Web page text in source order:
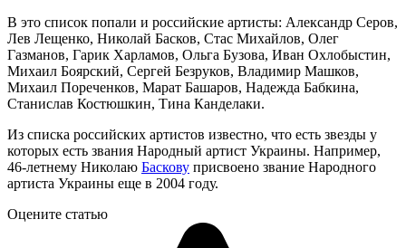
В это список попали и российские артисты: Александр Серов,
Лев Лещенко, Николай Басков, Стас Михайлов, Олег
Газманов, Гарик Харламов, Ольга Бузова, Иван Охлобыстин,
Михаил Боярский, Сергей Безруков, Владимир Машков,
Михаил Пореченков, Марат Башаров, Надежда Бабкина,
Станислав Костюшкин, Тина Канделаки.
Из списка российских артистов известно, что есть звезды у
которых есть звания Народный артист Украины. Например,
46-летнему Николаю Баскову присвоено звание Народного
артиста Украины еще в 2004 году.
Оцените статью